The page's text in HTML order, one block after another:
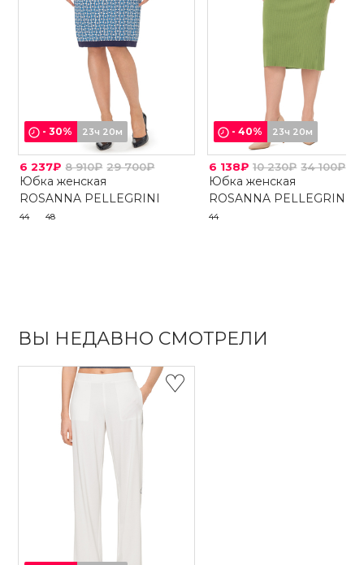
-30% 23ч 20м
6 237₽ 8 910₽ 29 700₽
Юбка женская
ROSANNA PELLEGRINI
44 48
-40% 23ч 20м
6 138₽ 10 230₽ 34 100₽
Юбка женская
ROSANNA PELLEGRINI
44
ВЫ НЕДАВНО СМОТРЕЛИ